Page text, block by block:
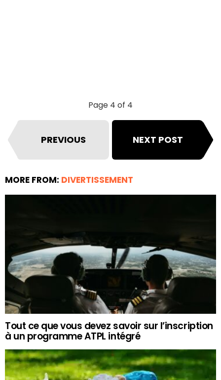
Page 4 of 4
PREVIOUS NEXT POST
MORE FROM: DIVERTISSEMENT
Tout ce que vous devez savoir sur l’inscription
à un programme ATPL intégré